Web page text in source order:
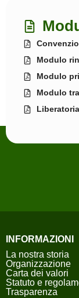
Modulo
Modulo
Modulo
INFORMAZIONI
La nostra storia
Organizzazione
Carta dei valori
Statuto e
Trasparenza